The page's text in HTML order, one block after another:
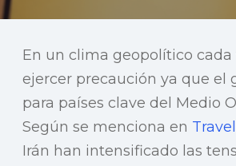
En un clima geopolítico
ejercer precaución ya que el
para países clave del Medio
Según se menciona en
Irán han intensificado las